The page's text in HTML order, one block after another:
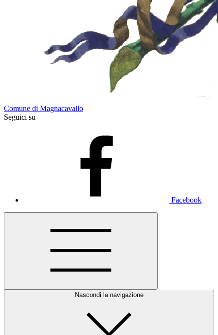
Comune di Magnacavallo
Seguici su
Facebook
Nascondi la navigazione